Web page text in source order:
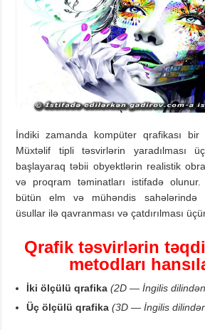
İndiki zamanda kompüter qrafikası bir
Müxtəlif tipli təsvirlərin yaradılması
başlayaraq təbii obyektlərin realistik
və proqram təminatları istifadə olunur.
bütün elm və mühəndis sahələrində
üsullar ilə qavranması və çatdırılması
Qrafik təsvirlərin
metodları
İki ölçülü qrafika (2D — İngilis
Üç ölçülü qrafika(3D — İngilis